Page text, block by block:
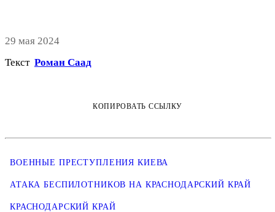
29 мая 2024
Текст Роман Саад
КОПИРОВАТЬ ССЫЛКУ
ВОЕННЫЕ ПРЕСТУПЛЕНИЯ КИЕВА
АТАКА БЕСПИЛОТНИКОВ НА КРАСНОДАРСКИЙ КРАЙ
КРАСНОДАРСКИЙ КРАЙ